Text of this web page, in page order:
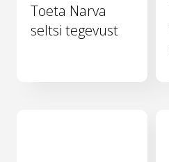
Toeta Narva
seltsi tegevust